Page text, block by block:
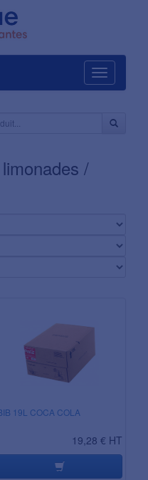
Navigation
/
19L COCA COLA
19,28 € HT